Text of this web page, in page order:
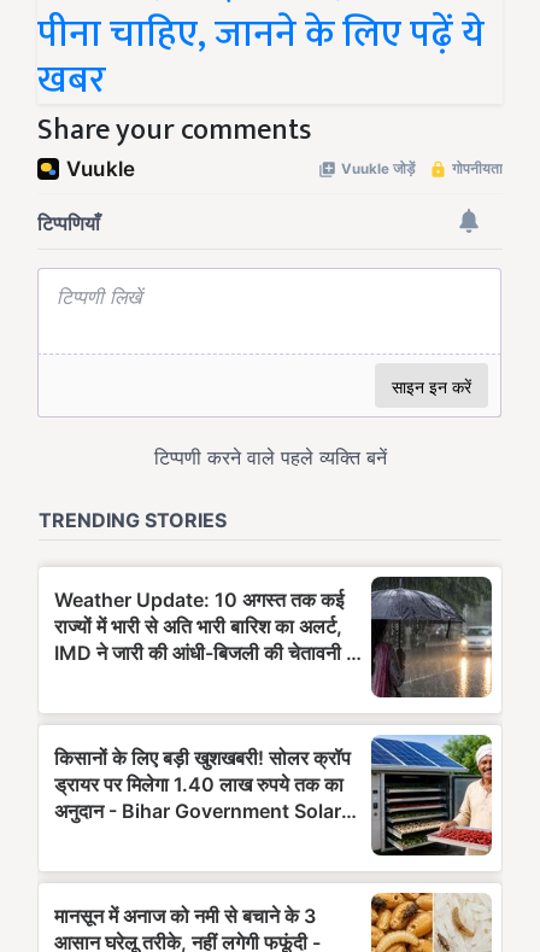
पीना चाहिए, जानने के लिए पढ़ें ये
खबर
Share your comments